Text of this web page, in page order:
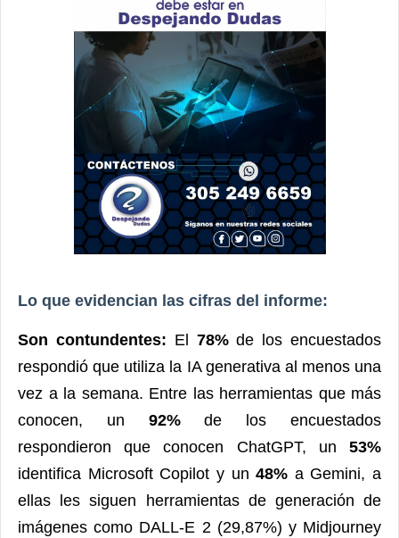
Lo que evidencian las cifras del informe:
Son contundentes: El 78%de los encuestados
respondió que utiliza la IA generativa al menos una
vez a la semana. Entre las herramientas que más
conocen, un 92%de los encuestados
respondieron que conocen ChatGPT, un 53%
identifica Microsoft Copilot y un48% a Gemini, a
ellas les siguen herramientas de generación de
imágenes como DALL-E 2 (29,87%) y Midjourney